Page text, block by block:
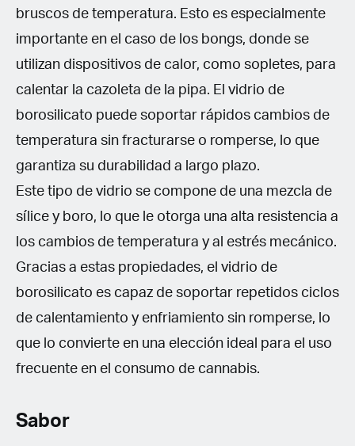
bruscos de temperatura. Esto es especialmente
importante en el caso de los bongs, donde se
utilizan dispositivos de calor, como sopletes, para
calentar la cazoleta de la pipa. El vidrio de
borosilicato puede soportar rápidos cambios de
temperatura sin fracturarse o romperse, lo que
garantiza su durabilidad a largo plazo.
Este tipo de vidrio se compone de una mezcla de
sílice y boro, lo que le otorga una alta resistencia a
los cambios de temperatura y al estrés mecánico.
Gracias a estas propiedades, el vidrio de
borosilicato es capaz de soportar repetidos ciclos
de calentamiento y enfriamiento sin romperse, lo
que lo convierte en una elección ideal para el uso
frecuente en el consumo de cannabis.
Sabor